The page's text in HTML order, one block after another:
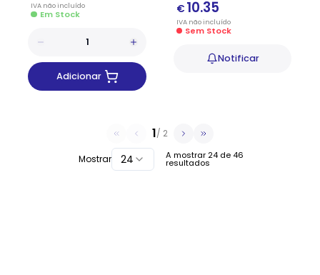
IVA nãoincluído
Em Stock
Adicionar
€ 10.35
IVA nãoincluído
Sem Stock
Notificar
A mostrar 24de 46
resultados
1/ 2
Mostrar 24